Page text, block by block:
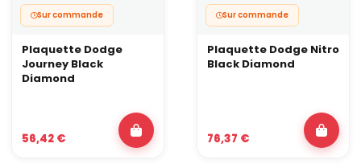
côte, drift intensif, circuit appuyé.
✅ Avantages :
Stabilité du coefficient de friction à haute température.
Mordant très prononcé une fois les freins en température.
Adaptées aux contraintes de la compétition.
Moins performantes, voire délicates, à froid.
Bruit et poussière souvent importants.
Sur commande
Plaquette Dodge
Journey Black
Diamond
56,42 €
Sur commande
Plaquette Dodge Nitro
Black Diamond
76,37 €